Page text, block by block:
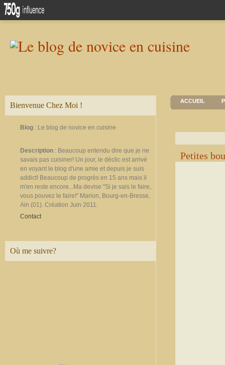
Bienvenue Chez Moi !
Blog : Le blog de novice en cuisine
Description : Beaucoup entendu dire que je ne
savais pas cuisiner! Un jour, le déclic est arrivé
en voyant le blog d'une amie et depuis je suis
addict! Beaucoup de progrès en 15 ans mais il
m'en reste encore...Ma devise "Si je sais le faire,
vous pouvez le faire!" Marion, Bourg-en-Bresse,
Ain (01). Création Juin 2011.
Contact
Où me suivre?
ACCUEIL
Petites